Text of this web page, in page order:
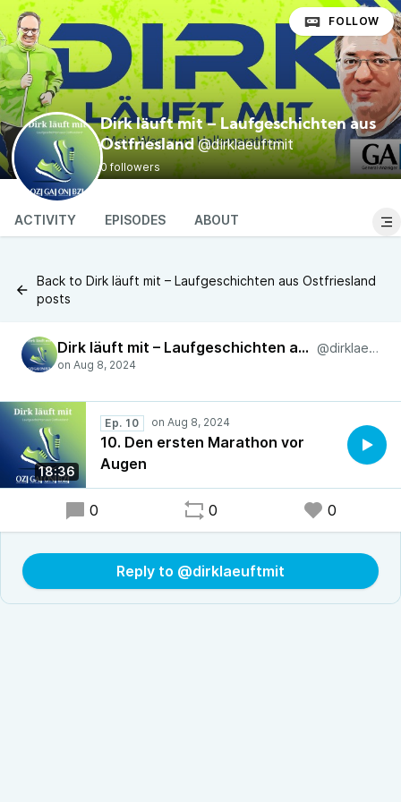
Dirk läuft mit – Laufgeschichten aus
Ostfriesland @dirklaeuftmit
0 followers
FOLLOW
ACTIVITY EPISODES ABOUT
Back to Dirk läuft mit – Laufgeschichten aus Ostfriesland
posts
Dirk läuft mit – Laufgeschichten aus Ostfriesland @dirklaeuftmit
18:36
Ep. 10
10. Den ersten Marathon vor
Augen
0 0 0
Reply to @dirklaeuftmit